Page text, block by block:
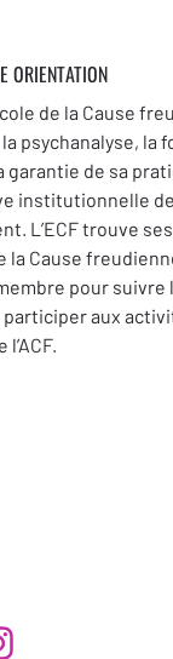
ORIENTATION
de la Cause
psychanalyse, la
garantie de sa
institutionnelle
L’ECF trouve
la Cause
pour suivre
aux